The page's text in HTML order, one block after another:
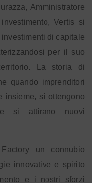
Amministratore
Vertis si
di capitale
per il suo
La storia di
quando imprenditori
insieme, si ottengono
e si attirano nuovi
un connubio
innovative e spirito
e i nostri sforzi